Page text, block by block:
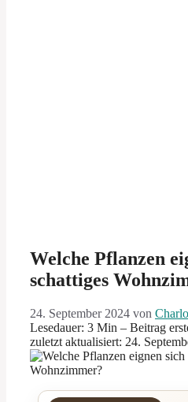
Welche Pflanzen
schattiges
24. September 2024 von
Lesedauer: 3 Min – Beitrag
zuletzt aktualisiert: 24.